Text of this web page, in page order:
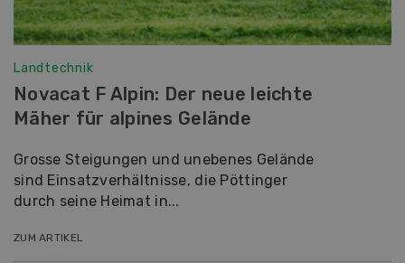
Landtechnik
Novacat F Alpin: Der neue leichte
Mäher für alpines Gelände
Grosse Steigungen und unebenes Gelände
sind Einsatzverhältnisse, die Pöttinger
durch seine Heimat in...
ZUM ARTIKEL